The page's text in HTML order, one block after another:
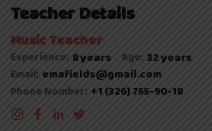
Teacher Details
Music Teacher
Experience: 8 years Age: 32 years
Email: emafields@gmail.com
Phone Nomber: +1 (326) 755-90-18